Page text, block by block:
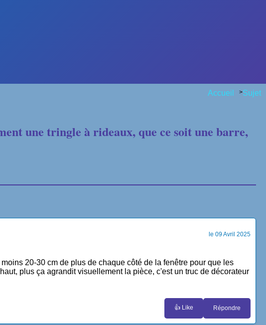
Accueil >Sujet
une tringle à rideaux, que ce soit une barre,
le 09 Avril 2025
20-30 cm de plus de chaque côté de la fenêtre pour que les
plus ça agrandit visuellement la pièce, c'est un truc de décorateur
👍 Like Répondre